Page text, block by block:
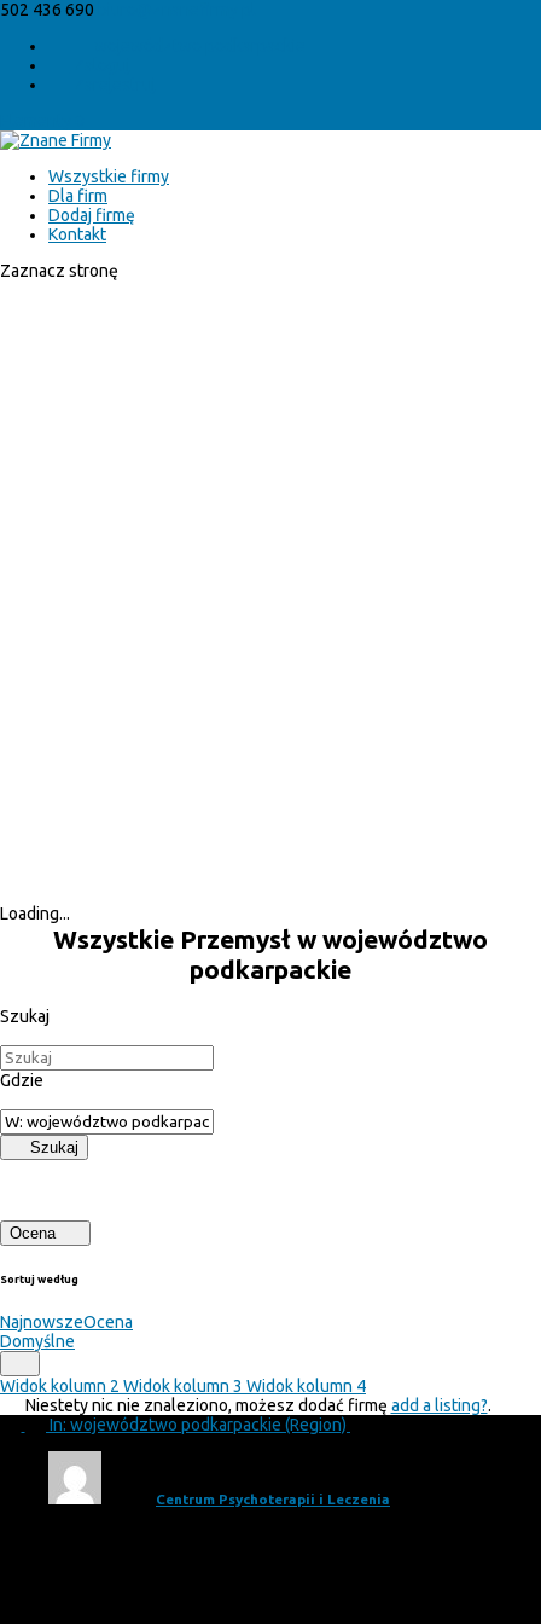
502 436 690
Wszystkie firmy
Dla firm
Dodaj firmę
Kontakt
Zaznacz stronę
Loading...
Wszystkie Przemysł w województwo
podkarpackie
Szukaj
Gdzie
Szukaj
Ocena
Sortuj według
NajnowszeOcena
Domyślne
Widok kolumn 2 Widok kolumn 3 Widok kolumn 4
Niestety nic nie znaleziono, możesz dodać firmę add a listing?.
In: województwo podkarpackie (Region)
Centrum Psychoterapii i Leczenia